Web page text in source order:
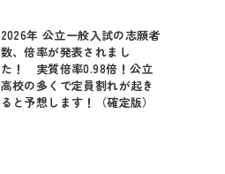
2026年 公立一般入試の志願者
数、倍率が発表されまし
た！ 実質倍率0.98倍！公立
高校の多くで定員割れが起き
ると予想します！（確定版）